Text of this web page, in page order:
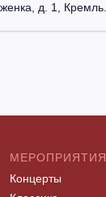
д. 1, Кремль.
МЕРОПРИЯТИЯ
Концерты